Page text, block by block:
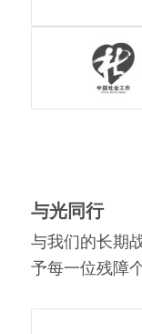
与光同行
与我们的长期
予每一位残障